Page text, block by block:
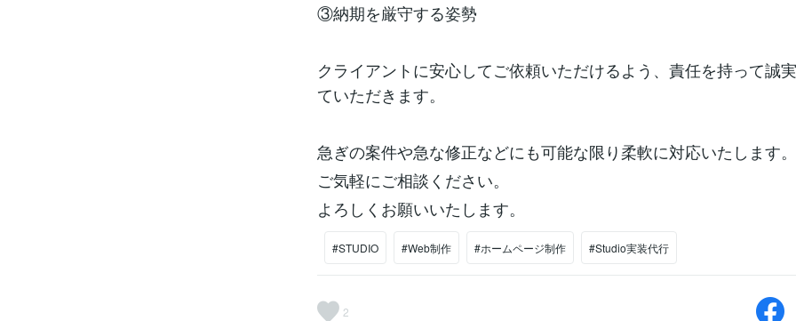
③納期を厳守する姿勢
クライアントに安心してご依頼いただけるよう、責任を持って誠
ていただきます。
急ぎの案件や急な修正などにも可能な限り柔軟に対応いたします。
ご気軽にご相談ください。
よろしくお願いいたします。
#STUDIO #Web制作 #ホームページ制作 #Studio実装代行
2